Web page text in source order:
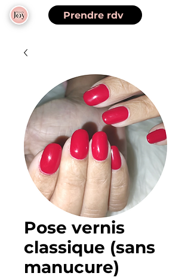
Prendre rdv
Pose vernis
classique (sans
manucure)